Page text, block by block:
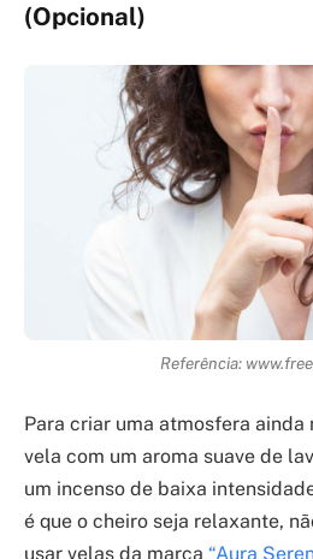
(Opcional)
Referência:
Para criar uma atmosfera ainda
vela com um aroma suave de
um incenso de baixa
é que o cheiro seja relaxante,
usar velas da marca “Aura